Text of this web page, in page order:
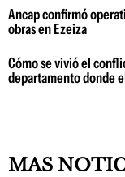
Ancap confirmó
obras en Ezeiza
Cómo se vivió el
departamento donde
MAS